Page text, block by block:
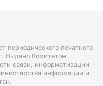
периодического печатного
Выдано Комитетом
связи, информатизации
информации и